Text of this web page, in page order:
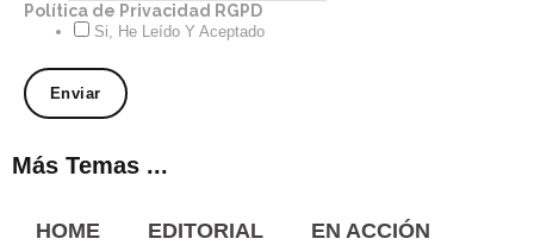
Política de Privacidad RGPD
Si, He Leído Y Aceptado
Más Temas ...
HOME EDITORIAL EN ACCIÓN